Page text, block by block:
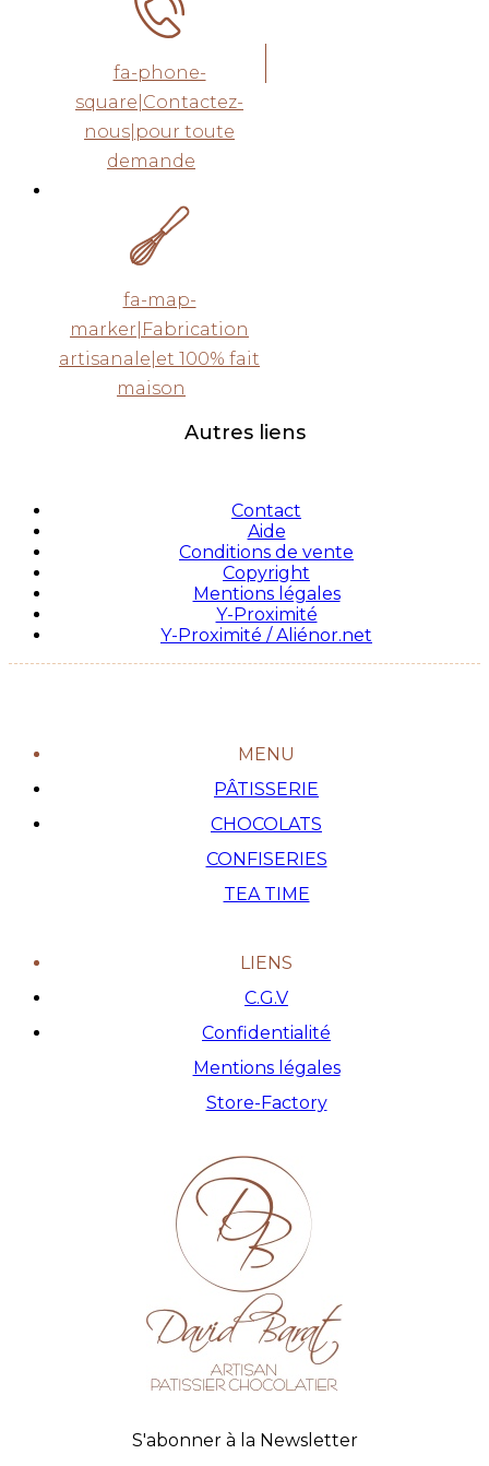
fa-phone-
square|Contactez-
nous|pour toute
demande
fa-map-
marker|Fabrication
artisanale|et 100% fait
maison
Autres liens
Contact
Aide
Conditions de vente
Copyright
Mentions légales
Y-Proximité
Y-Proximité / Aliénor.net
MENU
PÂTISSERIE
CHOCOLATS
CONFISERIES
TEA TIME
LIENS
C.G.V
Confidentialité
Mentions légales
Store-Factory
S'abonner à la Newsletter